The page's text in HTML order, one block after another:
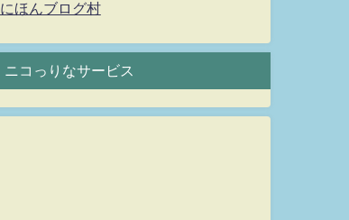
にほんブログ村
ニコっりなサービス